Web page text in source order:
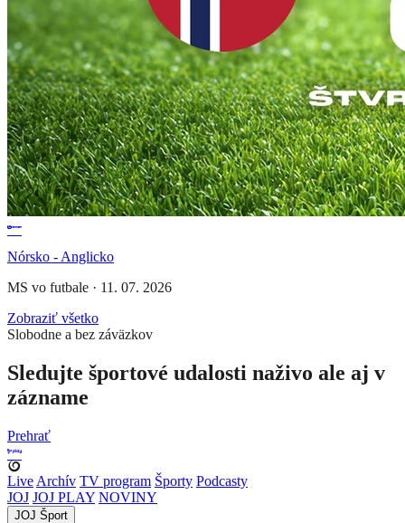
Nórsko - Anglicko
MS vo futbale · 11. 07. 2026
Zobraziť všetko
Slobodne a bez záväzkov
Sledujte športové udalosti naživo ale aj v
zázname
Prehrať
Live Archív TV program Športy Podcasty
JOJ JOJ PLAY NOVINY
JOJ Šport